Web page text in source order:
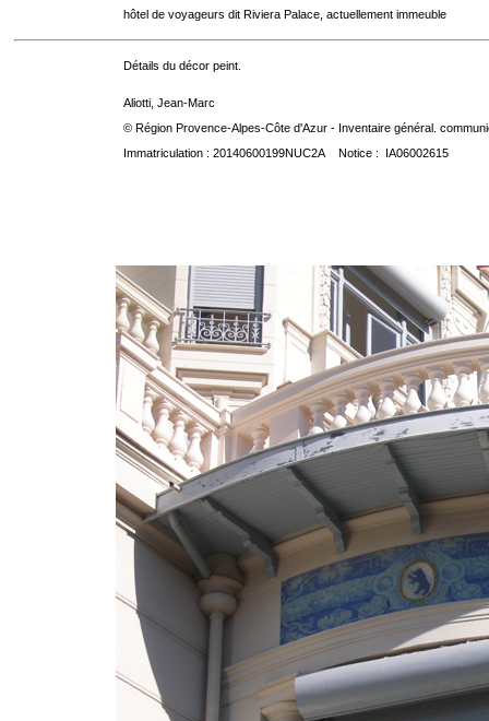
hôtel de voyageurs dit Riviera Palace, actuellement immeuble
Détails du décor peint.
Aliotti, Jean-Marc
© Région Provence-Alpes-Côte d'Azur - Inventaire général.
Immatriculation : 20140600199NUC2A Notice : IA06002615